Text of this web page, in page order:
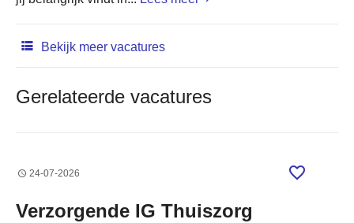
Bekijk meer vacatures
Gerelateerde vacatures
24-07-2026
Verzorgende IG Thuiszorg